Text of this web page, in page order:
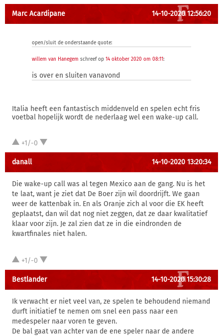
Marc Acardipane 14-10-2020 12:56:20
open/sluit de onderstaande quote:
willem van Hanegem schreef op 14 oktober 2020 om 08:11:
is over en sluiten vanavond
Italia heeft een fantastisch middenveld en spelen echt fris
voetbal hopelijk wordt de nederlaag wel een wake-up call.
+1/-0
danall 14-10-2020 13:20:34
Die wake-up call was al tegen Mexico aan de gang. Nu is het
te laat, want je ziet dat De Boer zijn wil doordrijft. We gaan
weer de kattenbak in. En als Oranje zich al voor die EK heeft
geplaatst, dan wil dat nog niet zeggen, dat ze daar kwalitatief
klaar voor zijn. Je zal zien dat ze in die eindronden de
kwartfinales niet halen.
+1/-0
Bestlander 14-10-2020 15:30:28
Ik verwacht er niet veel van, ze spelen te behoudend niemand
durft initiatief te nemen om snel een pass naar een
medespeler naar voren te geven.
De bal gaat van achter van de ene speler naar de andere